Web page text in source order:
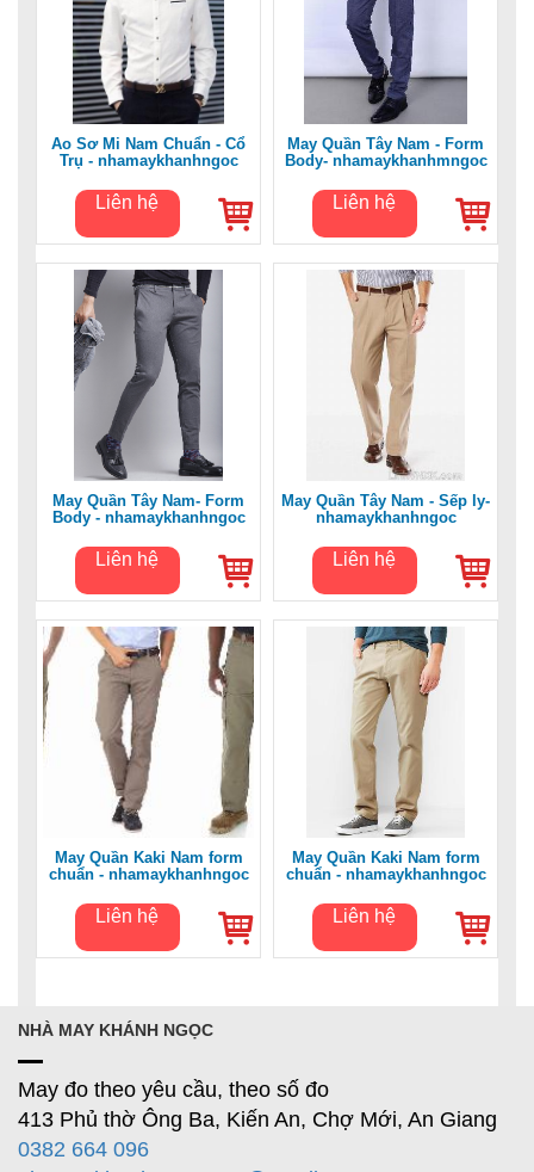
Áo Sơ Mi Nam Chuẩn - Cổ
Trụ - nhamaykhanhngoc
Liên hệ
May Quần Tây Nam - Form
Body- nhamaykhanhmngoc
Liên hệ
May Quần Tây Nam- Form
Body - nhamaykhanhngoc
Liên hệ
May Quần Tây Nam - Sếp ly-
nhamaykhanhngoc
Liên hệ
May Quần Kaki Nam form
chuẩn - nhamaykhanhngoc
Liên hệ
May Quần Kaki Nam form
chuẩn - nhamaykhanhngoc
Liên hệ
NHÀ MAY KHÁNH NGỌC
May đo theo yêu cầu, theo số đo
413 Phủ thờ Ông Ba, Kiến An, Chợ Mới, An Giang
0382 664 096